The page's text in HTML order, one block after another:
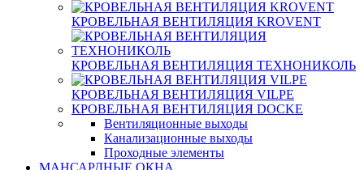
КРОВЕЛЬНАЯ ВЕНТИЛЯЦИЯ KROVENT
КРОВЕЛЬНАЯ ВЕНТИЛЯЦИЯ ТЕХНОНИКОЛЬ
КРОВЕЛЬНАЯ ВЕНТИЛЯЦИЯ VILPE
КРОВЕЛЬНАЯ ВЕНТИЛЯЦИЯ DOCKE
Вентиляционные выходы
Канализационные выходы
Проходные элементы
МАНСАРДНЫЕ ОКНА